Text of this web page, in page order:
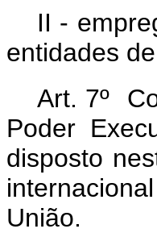
II -
entidades
Art. 7º
Poder
disposto
União.